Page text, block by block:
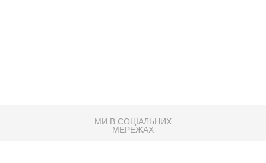
МИ В СОЦІАЛЬНИХ
МЕРЕЖАХ